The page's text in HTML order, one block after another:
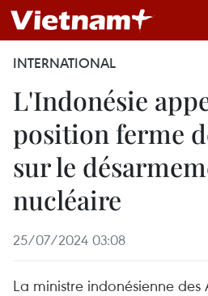
INTERNATIONAL
L'Indonésie
position ferme
sur le
nucléaire
25/07/2024 03:08
La ministre indonésienne des